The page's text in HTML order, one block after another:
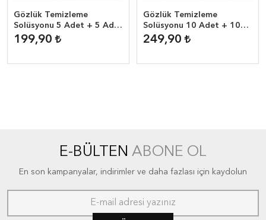
Gözlük Temizleme
Solüsyonu 5 Adet + 5 Adet
Mikrofiber Bez
199,90
Gözlük Temizleme
Solüsyonu 10 Adet + 10
Adet Mikrofiber Bez
249,90
E-BÜLTEN ABONE OL
En son kampanyalar, indirimler ve daha fazlası için kaydolun